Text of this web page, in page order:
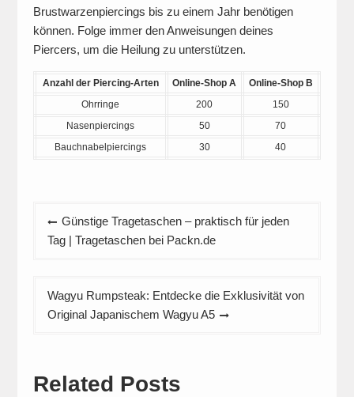
Brustwarzenpiercings bis zu einem Jahr benötigen
können. Folge immer den Anweisungen deines
Piercers, um die Heilung zu unterstützen.
Anzahl der Piercing-Arten Online-Shop A
Online-Shop B
Ohrringe
200
150
Nasenpiercings
50
70
Bauchnabelpiercings
30 40
Beitrags-
Navigation
Günstige Tragetaschen – praktisch für jeden
Tag | Tragetaschen bei Packn.de
Wagyu Rumpsteak: Entdecke die Exklusivität von
Original Japanischem Wagyu A5
Related Posts